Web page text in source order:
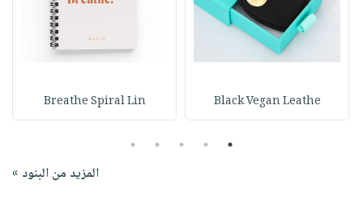
Black Vegan Leathe
Breathe Spiral Lin
1
2
3
4
5
المزيد من البنود »